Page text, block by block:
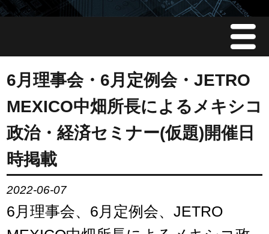
Menu
JMAについて
会員情報
イベント案内
ご入会案内
会員限定情報
6月理事会・6月定例会・JETRO
MEXICO中畑所長によるメキシコ
政治・経済セミナー(仮題)開催日
時掲載
2022-06-07
6月理事会、6月定例会、JETRO